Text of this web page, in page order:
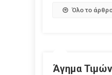
Όλο το
Άγημα